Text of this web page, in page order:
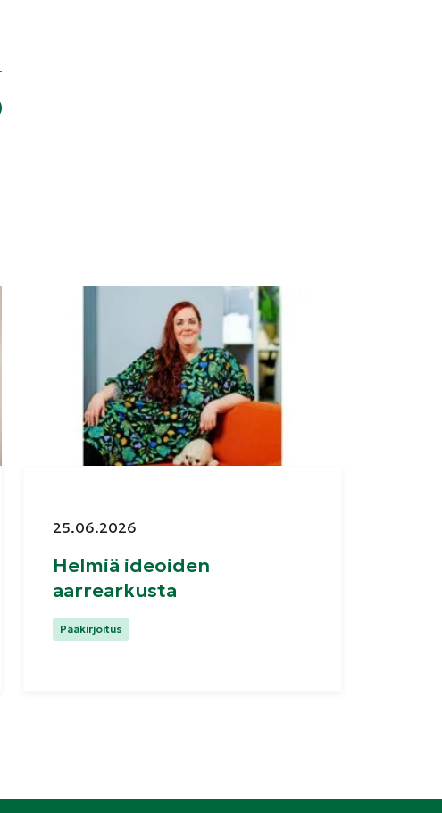
Helmiä ideoiden
aarrearkusta
Julkaistu:
25.06.2026
Kategoriat:
Pääkirjoitus